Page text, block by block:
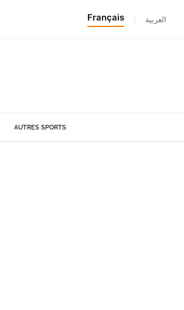
Français العربية
AUTRES SPORTS